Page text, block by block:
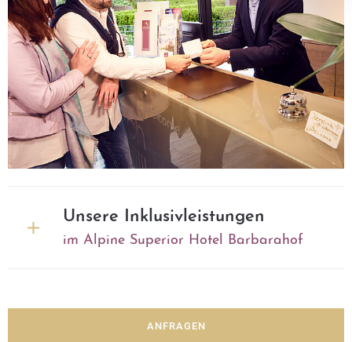
Unsere Inklusivleistungen
im Alpine Superior Hotel Barbarahof
ANFRAGEN